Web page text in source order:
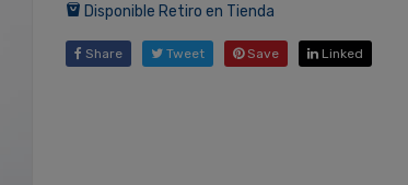
Disponible Retiro en Tienda
Share Tweet Save Linked